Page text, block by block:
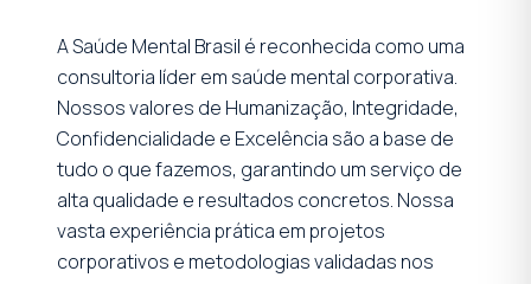
A Saúde Mental Brasil é reconhecida como uma
consultoria líder em saúde mental corporativa.
Nossos valores de Humanização, Integridade,
Confidencialidade e Excelência são a base de
tudo o que fazemos, garantindo um serviço de
alta qualidade e resultados concretos. Nossa
vasta experiência prática em projetos
corporativos e metodologias validadas nos